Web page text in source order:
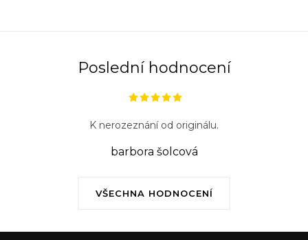
Poslední hodnocení
VŠECHNA HODNOCENÍ
K nerozeznání od originálu.
barbora šolcová